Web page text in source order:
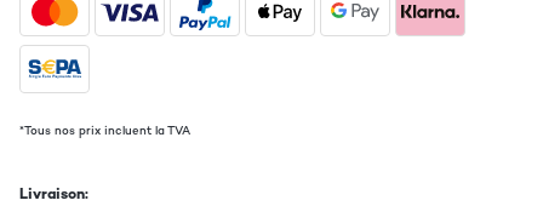
*Tous nos prix incluent la TVA
Livraison: